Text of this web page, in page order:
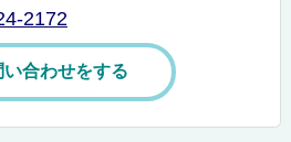
2172
い合わせをする